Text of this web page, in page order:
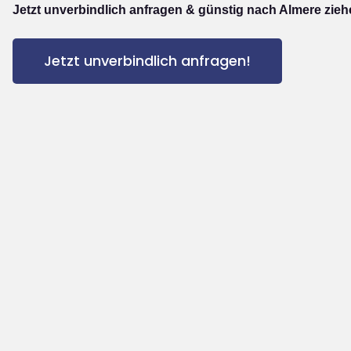
Jetzt unverbindlich anfragen & günstig nach Almere
Jetzt unverbindlich anfragen!